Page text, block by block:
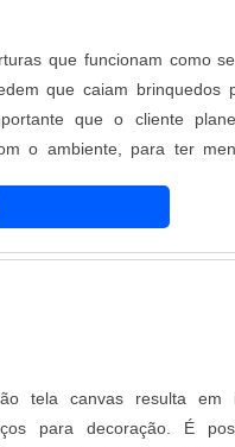
que tem sido apontada de
que funcionam como
que caiam brinquedos
que o cliente
o ambiente, para ter
tela canvas resulta em
para decoração. É